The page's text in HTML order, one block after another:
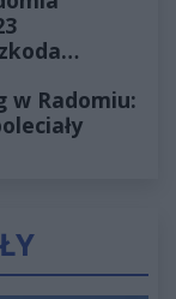
w Radomiu: